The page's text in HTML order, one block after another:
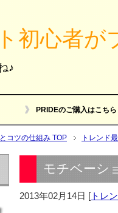
初心者が
♪
PRIDEのご購入はこちら
コツの仕組み TOP トレンド
モチベーシ
2013年02月14日 [ トレ